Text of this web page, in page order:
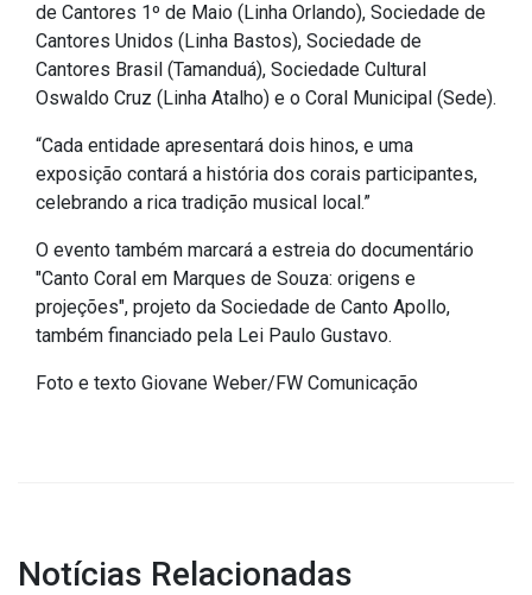
Diário Oficial (Novo)
Diário Oficial (Até 30/04)
Recursos Humanos
Seletivo Simplificado
Concursos
Instruções Normativas
Licitações
Dispensas e Inexigibilidades
Leis, Decretos e Portarias
Portal da Transparência
de Cantores 1º de Maio (Linha Orlando), Sociedade de
Cantores Unidos (Linha Bastos), Sociedade de
Cantores Brasil (Tamanduá), Sociedade Cultural
Oswaldo Cruz (Linha Atalho) e o Coral Municipal (Sede).
“Cada entidade apresentará dois hinos, e uma
exposição contará a história dos corais participantes,
celebrando a rica tradição musical local.”
O evento também marcará a estreia do documentário
"Canto Coral em Marques de Souza: origens e
projeções", projeto da Sociedade de Canto Apollo,
também financiado pela Lei Paulo Gustavo.
Foto e texto Giovane Weber/FW Comunicação
Notícias Relacionadas